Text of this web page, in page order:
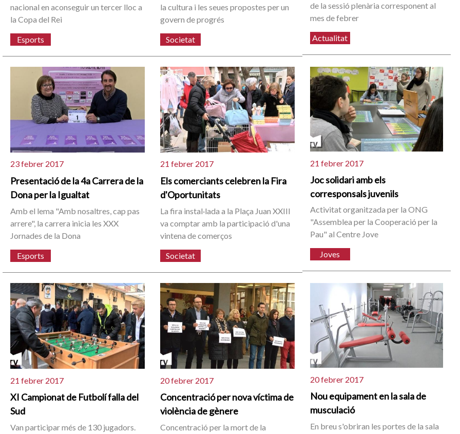
nacional en aconseguir un tercer lloc a
la Copa del Rei
Esports
la cultura i les seues propostes per un
govern de progrés
Societat
de la sessió plenària corresponent al
mes de febrer
Actualitat
23 febrer 2017
Presentació de la 4a Carrera de la
Dona per la Igualtat
Amb el lema "Amb nosaltres, cap pas
arrere", la carrera inicia les XXX
Jornades de la Dona
Esports
21 febrer 2017
Els comerciants celebren la Fira
d'Oportunitats
La fira instal·lada a la Plaça Juan XXIII
va comptar amb la participació d'una
vintena de comerços
Societat
21 febrer 2017
Joc solidari amb els
corresponsals juvenils
Activitat organitzada per la ONG
"Assemblea per la Cooperació per la
Pau" al Centre Jove
Joves
21 febrer 2017
XI Campionat de Futbolí falla del
Sud
Van participar més de 130 jugadors.
20 febrer 2017
Concentració per nova víctima de
violència de gènere
Concentració per la mort de la
20 febrer 2017
Nou equipament en la sala de
musculació
En breu s'obriran les portes de la sala